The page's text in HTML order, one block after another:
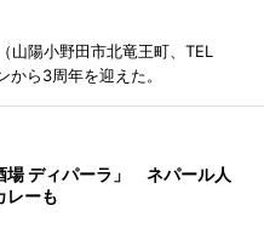
山陽小野田市北竜王町、TEL
ら3周年を迎えた。
場 ディパーラ」 ネパール人
レーも